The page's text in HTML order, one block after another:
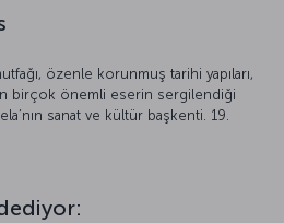
özenle korunmuş tarihi yapıları,
birçok önemli eserin sergilendiği
sanat ve kültür başkenti. 19.
kurtarıcı lideri, “El Libertador”